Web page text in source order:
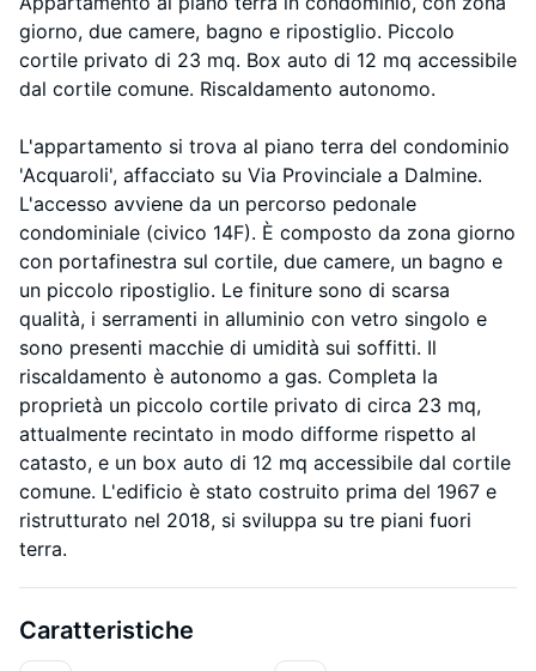
giorno, due camere, bagno e ripostiglio. Piccolo
cortile privato di 23 mq. Box auto di 12 mq accessibile
dal cortile comune. Riscaldamento autonomo.
L'appartamento si trova al piano terra del condominio
'Acquaroli', affacciato su Via Provinciale a Dalmine.
L'accesso avviene da un percorso pedonale
condominiale (civico 14F). È composto da zona giorno
con portafinestra sul cortile, due camere, un bagno e
un piccolo ripostiglio. Le finiture sono di scarsa
qualità, i serramenti in alluminio con vetro singolo e
sono presenti macchie di umidità sui soffitti. Il
riscaldamento è autonomo a gas. Completa la
proprietà un piccolo cortile privato di circa 23 mq,
attualmente recintato in modo difforme rispetto al
catasto, e un box auto di 12 mq accessibile dal cortile
comune. L'edificio è stato costruito prima del 1967 e
ristrutturato nel 2018, si sviluppa su tre piani fuori
terra.
Caratteristiche